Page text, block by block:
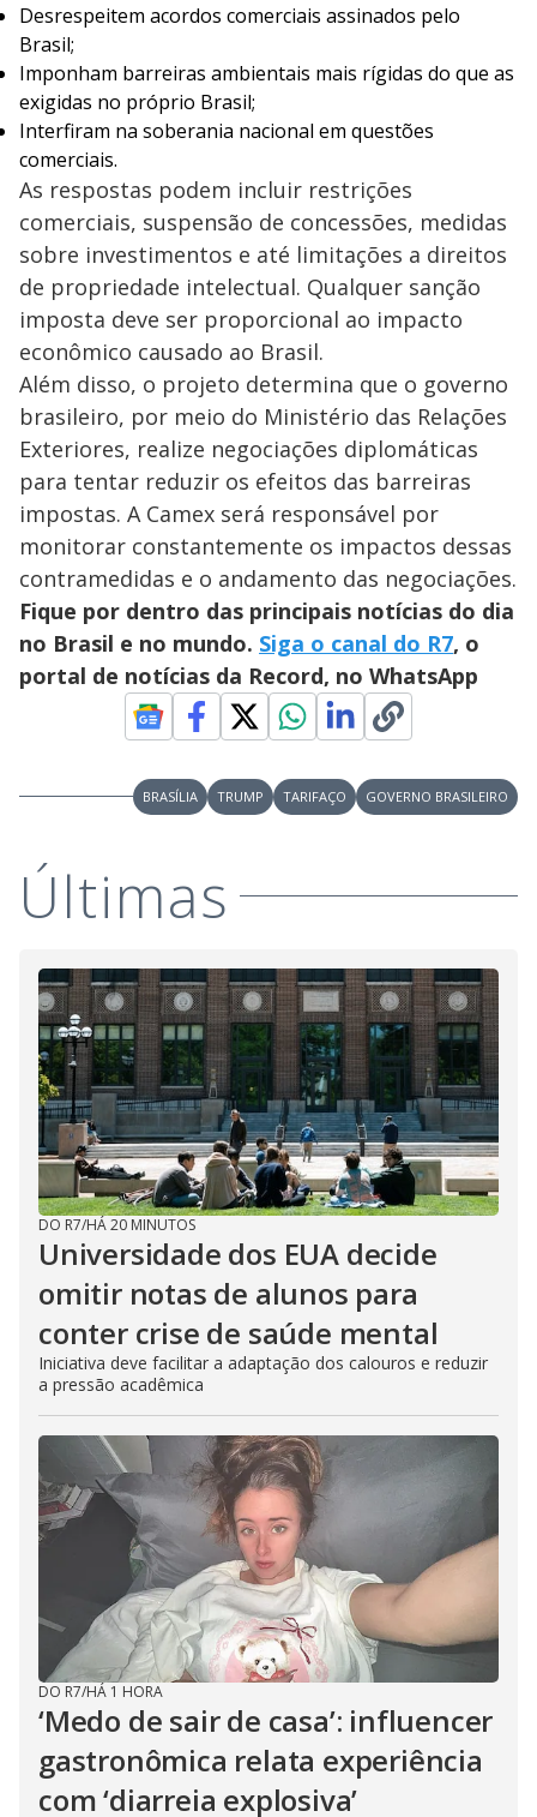
Desrespeitem acordos comerciais assinados pelo
Brasil;
Imponham barreiras ambientais mais rígidas do que as
exigidas no próprio Brasil;
Interfiram na soberania nacional em questões
comerciais.
As respostas podem incluir restrições
comerciais, suspensão de concessões, medidas
sobre investimentos e até limitações a direitos
de propriedade intelectual. Qualquer sanção
imposta deve ser proporcional ao impacto
econômico causado ao Brasil.
Além disso, o projeto determina que o governo
brasileiro, por meio do Ministério das Relações
Exteriores, realize negociações diplomáticas
para tentar reduzir os efeitos das barreiras
impostas. A Camex será responsável por
monitorar constantemente os impactos dessas
contramedidas e o andamento das negociações.
Fique por dentro das principais notícias do dia
no Brasil e no mundo. Siga o canal do R7, o
portal de notícias da Record, no WhatsApp
BRASÍLIA TRUMP TARIFAÇO GOVERNO BRASILEIRO
Últimas
DO R7/HÁ 20 MINUTOS
Universidade dos EUA decide
omitir notas de alunos para
conter crise de saúde mental
Iniciativa deve facilitar a adaptação dos calouros e reduzir
a pressão acadêmica
DO R7/HÁ 1 HORA
‘Medo de sair de casa’: influencer
gastronômica relata experiência
com ‘diarreia explosiva’